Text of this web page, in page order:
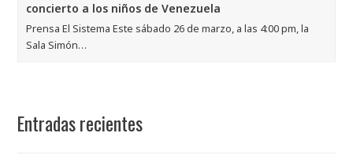
concierto a los niños de Venezuela
Prensa El Sistema Este sábado 26 de marzo, a las 4:00 pm, la
Sala Simón…
Entradas recientes